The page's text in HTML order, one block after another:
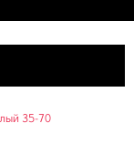
35-70